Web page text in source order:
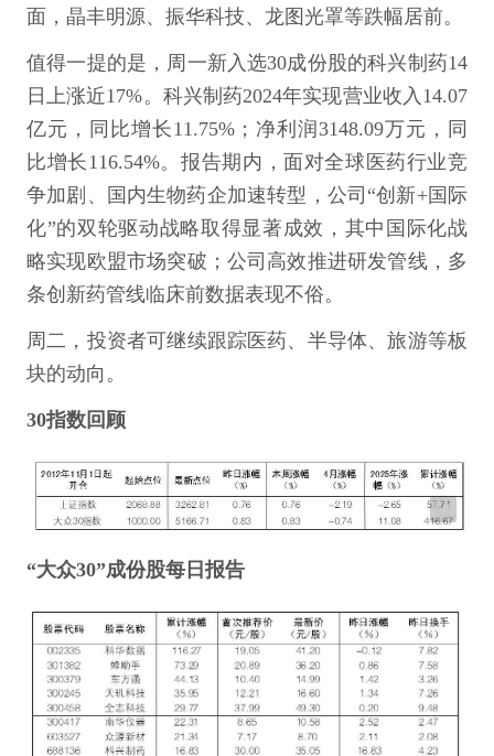
面，晶丰明源、振华科技、龙图光罩等跌幅居前。
值得一提的是，周一新入选30成份股的科兴制药14
日上涨近17%。科兴制药2024年实现营业收入14.07
亿元，同比增长11.75%；净利润3148.09万元，同
比增长116.54%。报告期内，面对全球医药行业竞
争加剧、国内生物药企加速转型，公司“创新+国际
化”的双轮驱动战略取得显著成效，其中国际化战
略实现欧盟市场突破；公司高效推进研发管线，多
条创新药管线临床前数据表现不俗。
周二，投资者可继续跟踪医药、半导体、旅游等板
块的动向。
30指数回顾
“大众30”成份股每日报告